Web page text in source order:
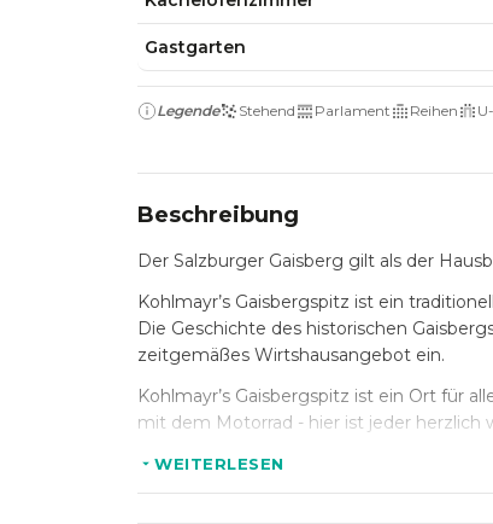
Gastgarten
Legende Stehend Parlament Reihen
Beschreibung
Der Salzburger Gaisberg gilt als der
Kohlmayr’s Gaisbergspitz ist ein
Die Geschichte des historischen
zeitgemäßes Wirtshausangebot ein.
Kohlmayr’s Gaisbergspitz ist ein Ort für
mit dem Motorrad - hier ist jeder herzlich
Für Ihre Veranstaltung stehen Ihnen
WEITERLESEN